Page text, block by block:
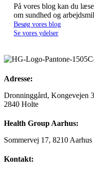
På vores blog kan du
om sundhed og
Besøg vores blog
Se vores ydelser
Adresse:
Dronninggård, Kongevejen
2840 Holte
Health Group Aarhus:
Sommervej 17, 8210
Kontakt: